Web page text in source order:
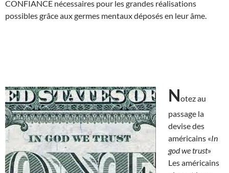
CONFIANCE nécessaires pour les grandes réalisations
possibles grâce aux germes mentaux déposés en leur âme.
Notez au
passage la
devise des
américains «In
god we trust»
Les américains